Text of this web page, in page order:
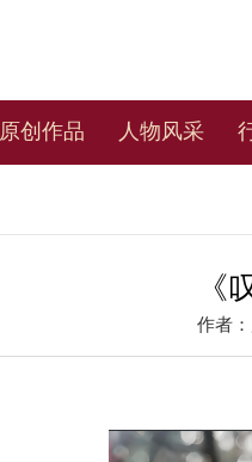
原创作品 人物风采
《
作者：